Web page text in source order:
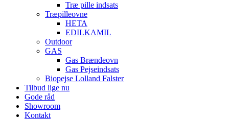
Træ pille indsats
Træpilleovne
HETA
EDILKAMIL
Outdoor
GAS
Gas Brændeovn
Gas Pejseindsats
Biopejse Lolland Falster
Tilbud lige nu
Gode råd
Showroom
Kontakt